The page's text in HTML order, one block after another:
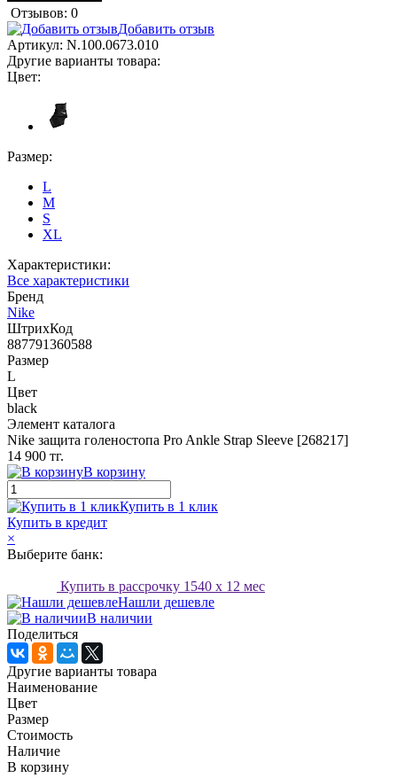
Отзывов: 0
Добавить отзыв
Артикул: N.100.0673.010
Другие варианты товара:
Цвет:
Размер:
L
M
S
XL
Характеристики:
Все характеристики
Бренд
Nike
ШтрихКод
887791360588
Размер
L
Цвет
black
Элемент каталога
Nike защита голеностопа Pro Ankle Strap Sleeve [268217]
14 900 тг.
В корзину
Купить в 1 клик
Купить в кредит
×
Выберите банк:
Купить в рассрочку 1540 x 12 мес
Нашли дешевле
В наличии
Поделиться
Другие варианты товара
Наименование
Цвет
Размер
Стоимость
Наличие
В корзину